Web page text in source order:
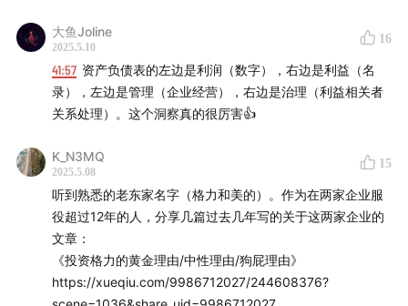
内容。左边主要关注资源配置、商业模式及管理效率，右边
则涉及负债和股东权益，反映的是治理问题，即利益关系处
理。例如，在辅仁药业案例中，通过分析治理机制的变化可
以发现问题所在。
寒武纪的营销效果可能并不理想，尽管销售费用不高，但其
没有有效激发市场增量。至于未来市场在哪里、何时出现以
及可持续性如何，很大程度上取决于关税战等外部环境的影
响。
✨如何通过利润表判断企业核心竞争力？
大鱼Joline
2025.5.10
16
41:57 资产负债表的左边是利润（数字），右边是利益（名
录），左边是管理（企业经营），右边是治理（利益相关者
关系处理）。这个洞察真的很厉害👍
K_N3MQ
2025.5.08
15
听到熟悉的老东家名字（格力和美的）。作为在两家企业服
役超过12年的人，分享几篇过去几年写的关于这两家企业的
文章：
《投资格力的黄金理由/中性理由/狗屁理由》
https://xueqiu.com/9986712027/244608376?